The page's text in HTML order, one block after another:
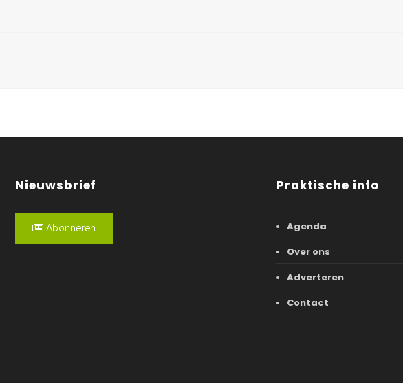
Nieuwsbrief
Abonneren
Praktische info
Agenda
Over ons
Adverteren
Contact